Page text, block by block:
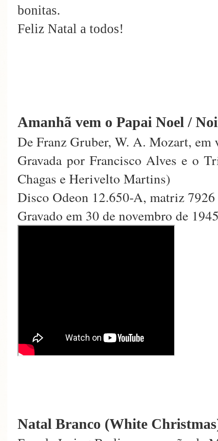
bonitas.
Feliz Natal a todos!
Amanhã vem o Papai Noel /
De Franz Gruber, W. A. Mozart, em
Gravada por Francisco Alves e o
Chagas e Herivelto Martins)
Disco Odeon 12.650-A, matriz 7926
Gravado em 30 de novembro de
Natal Branco (White